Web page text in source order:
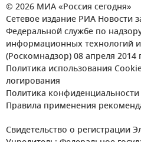
© 2026 МИА «Россия сегодня»
Сетевое издание РИА Новости
Федеральной службе по
информационных технологий
(Роскомнадзор) 08 апреля 2014
Политика использования
логирования
Политика конфиденциальности
Правила применения
Свидетельство о регистрации